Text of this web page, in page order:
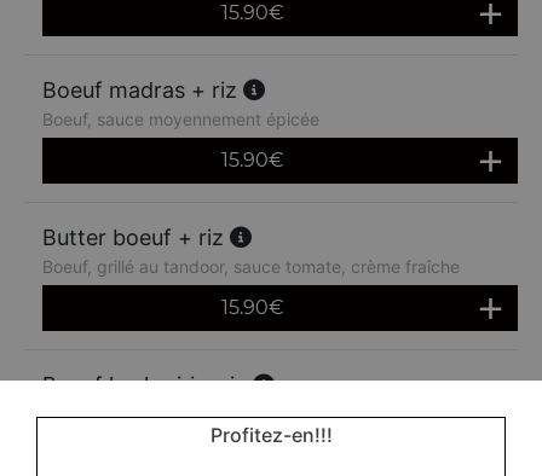
15.90€
Boeuf madras + riz
Boeuf, sauce moyennement épicée
15.90€
Butter boeuf + riz
Boeuf, grillé au tandoor, sauce tomate, crème fraîche
15.90€
Boeuf kashmiri + riz
Boeuf à la crème fraîche, noix de cajou et amandes
Profitez-en!!!